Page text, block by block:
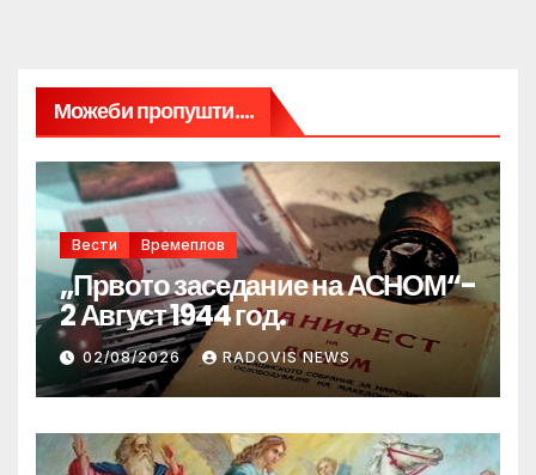
Можеби пропушти....
Вести Времеплов
„Првото заседание на АСНОМ“-
2 Август 1944 год.
02/08/2026 RADOVIS NEWS